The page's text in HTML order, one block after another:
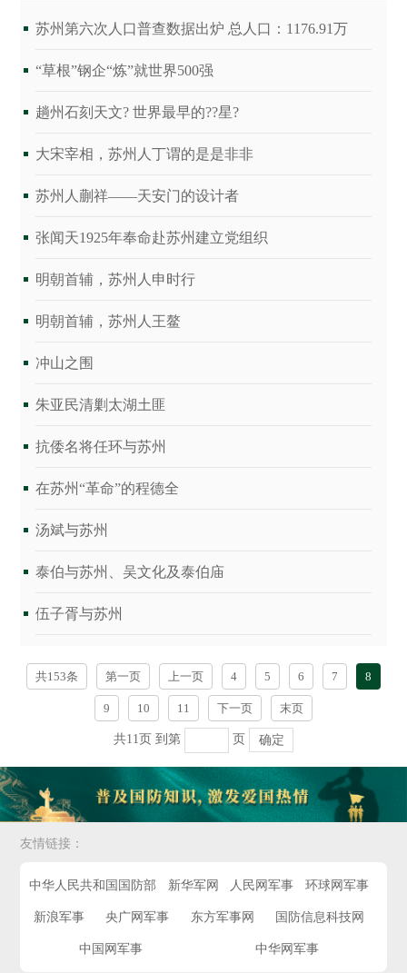
苏州第六次人口普查数据出炉 总人口：1176.91万
“草根”钢企“炼”就世界500强
趟州石刻天文? 世界最早的??星?
大宋宰相，苏州人丁谓的是是非非
苏州人蒯祥――天安门的设计者
张闻天1925年奉命赴苏州建立党组织
明朝首辅，苏州人申时行
明朝首辅，苏州人王鳌
冲山之围
朱亚民清剿太湖土匪
抗倭名将任环与苏州
在苏州“革命”的程德全
汤斌与苏州
泰伯与苏州、吴文化及泰伯庙
伍子胥与苏州
共153条 第一页 上一页 4 5 6 7 8
9 10 11 下一页 末页
共11页 到第 页 确定
友情链接：
中华人民共和国国防部 新华军网 人民网军事 环球网军事
新浪军事 央广网军事 东方军事网 国防信息科技网
中国网军事 中华网军事